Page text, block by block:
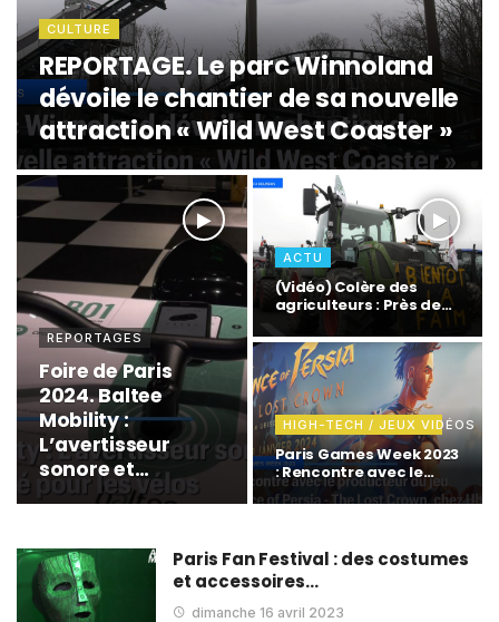
CULTURE
REPORTAGE. Le parc Winnoland
dévoile le chantier de sa nouvelle
attraction « Wild West Coaster »
REPORTAGES
Foire de Paris
2024. Baltee
Mobility :
L’avertisseur
sonore et
connecté pour
déplacements en
vélo en toute
sécurité
ACTU
(Vidéo) Colère des
agriculteurs : Près de
HIGH-TECH / JEUX VIDÉOS
Paris Games Week 2023
: Rencontre avec le
producteur du…
Paris Fan Festival : des costumes
et accessoires…
dimanche 16 avril 2023